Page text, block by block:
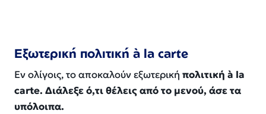
Εξωτερική πολιτική à la carte
Εν ολίγοις, το αποκαλούν εξωτερική πολιτική à la
carte. Διάλεξε ό,τι θέλεις από το μενού, άσε τα
υπόλοιπα.